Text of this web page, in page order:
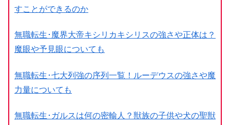
すことができるのか
無職転生･魔界大帝キシリカキシリスの強さや正体は？
魔眼や予見眼についても
無職転生･七大列強の序列一覧！ルーデウスの強さや魔
力量についても
無職転生･ガルスは何の密輸人？獣族の子供や犬の聖獣